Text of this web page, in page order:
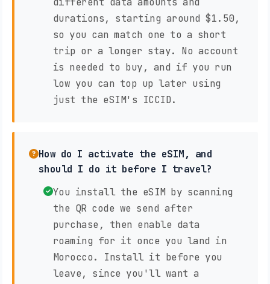
durations, starting around $1.50,
so you can match one to a short
trip or a longer stay. No account
is needed to buy, and if you run
low you can top up later using
just the eSIM's ICCID.
How do I activate the eSIM, and
should I do it before I travel?
You install the eSIM by scanning
the QR code we send after
purchase, then enable data
roaming for it once you land in
Morocco. Install it before you
leave, since you'll want a